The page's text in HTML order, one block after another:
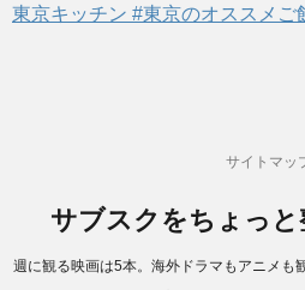
東京キッチン #東京のオススメご
サイトマッ
サブスクをちょっ
週に観る映画は5本。海外ドラマもアニメも